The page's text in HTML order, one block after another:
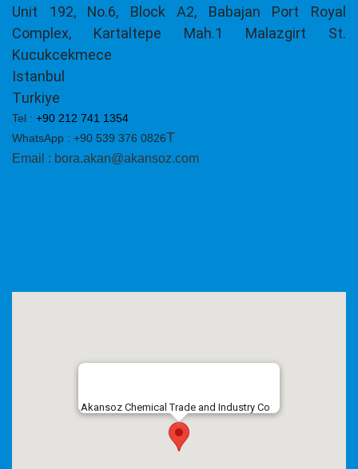
Unit 192, No.6, Block A2, Babajan Port Royal
Complex, Kartaltepe Mah.1 Malazgirt St.
Kucukcekmece
Istanbul
Turkiye
Tel : +90 212 741 1354
WhatsApp : +90 539 376 0826T
Email : bora.akan@akansoz.com
Akansoz Chemical Trade and Industry Co.